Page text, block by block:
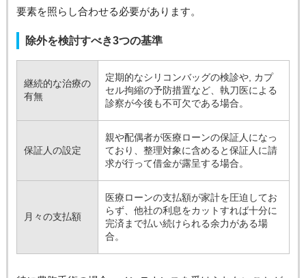
要素を照らし合わせる必要があります。
除外を検討すべき3つの基準
継続的な治療の
有無
定期的なシリコンバッグの検診や, カプ
セル拘縮の予防措置など、執刀医による
診察が今後も不可欠である場合。
保証人の設定
親や配偶者が医療ローンの保証人になっ
ており、整理対象に含めると保証人に請
求が行って借金が露呈する場合。
月々の支払額
医療ローンの支払額が家計を圧迫してお
らず、他社の利息をカットすれば十分に
完済まで払い続けられる余力がある場
合。